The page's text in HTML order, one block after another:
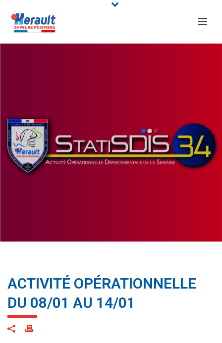
ACTIVITÉ OPÉRATIONNELLE
DU 08/01 AU 14/01